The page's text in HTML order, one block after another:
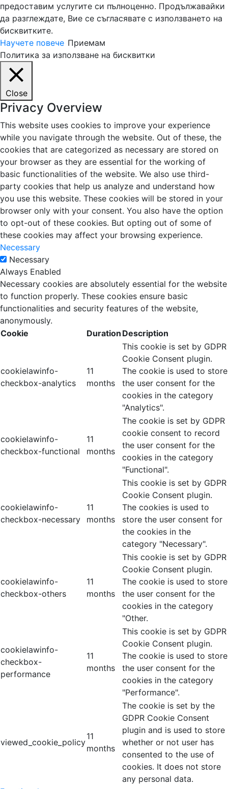
предоставим услугите си пълноценно. Продължавайки
да разглеждате, Вие се съгласявате с използването на
бисквитките.
Научете повече Приемам
Политика за използване на бисквитки
Close
Privacy Overview
This website uses cookies to improve your experience
while you navigate through the website. Out of these, the
cookies that are categorized as necessary are stored on
your browser as they are essential for the working of
basic functionalities of the website. We also use third-
party cookies that help us analyze and understand how
you use this website. These cookies will be stored in your
browser only with your consent. You also have the option
to opt-out of these cookies. But opting out of some of
these cookies may affect your browsing experience.
Necessary
Necessary
Always Enabled
Necessary cookies are absolutely essential for the website
to function properly. These cookies ensure basic
functionalities and security features of the website,
anonymously.
Cookie
Duration Description
cookielawinfo-
checkbox-analytics
11
months
This cookie is set by GDPR
Cookie Consent plugin.
The cookie is used to store
the user consent for the
cookies in the category
"Analytics".
cookielawinfo-
checkbox-functional
11
months
The cookie is set by GDPR
cookie consent to record
the user consent for the
cookies in the category
"Functional".
cookielawinfo-
checkbox-necessary
11
months
This cookie is set by GDPR
Cookie Consent plugin.
The cookies is used to
store the user consent for
the cookies in the
category "Necessary".
cookielawinfo-
checkbox-others
11
months
This cookie is set by GDPR
Cookie Consent plugin.
The cookie is used to store
the user consent for the
cookies in the category
"Other.
cookielawinfo-
checkbox-
performance
11
months
This cookie is set by GDPR
Cookie Consent plugin.
The cookie is used to store
the user consent for the
cookies in the category
"Performance".
viewed_cookie_policy
11
months
The cookie is set by the
GDPR Cookie Consent
plugin and is used to store
whether or not user has
consented to the use of
cookies. It does not store
any personal data.